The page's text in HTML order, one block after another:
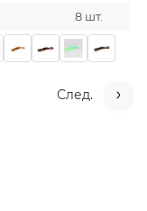
8 шт.
След.